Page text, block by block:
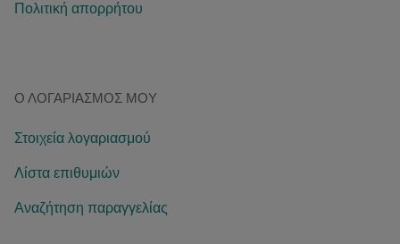
Πολιτική απορρήτου
Ο ΛΟΓΑΡΙΑΣΜΌΣ ΜΟΥ
Στοιχεία λογαριασμού
Λίστα επιθυμιών
Αναζήτηση παραγγελίας